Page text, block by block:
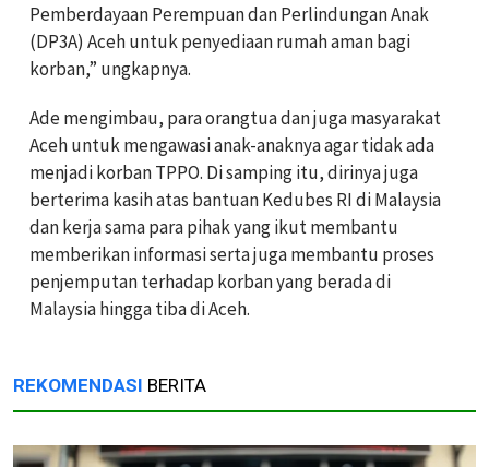
Pemberdayaan Perempuan dan Perlindungan Anak
(DP3A) Aceh untuk penyediaan rumah aman bagi
korban,” ungkapnya.
Ade mengimbau, para orangtua dan juga masyarakat
Aceh untuk mengawasi anak-anaknya agar tidak ada
menjadi korban TPPO. Di samping itu, dirinya juga
berterima kasih atas bantuan Kedubes RI di Malaysia
dan kerja sama para pihak yang ikut membantu
memberikan informasi serta juga membantu proses
penjemputan terhadap korban yang berada di
Malaysia hingga tiba di Aceh.
REKOMENDASI BERITA